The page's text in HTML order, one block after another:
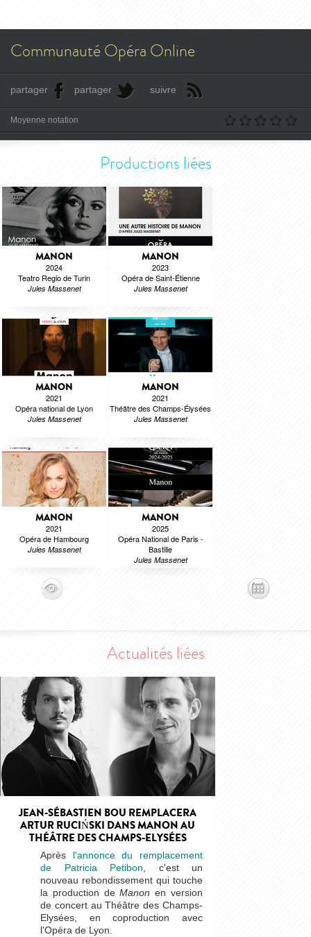
Communauté Opéra Online
partager partager suivre
Moyenne notation
Productions liées
MANON
2024
Teatro Regio de Turin
Jules Massenet
MANON
2023
Opéra de Saint-Étienne
Jules Massenet
MANON
2021
Opéra national de Lyon
Jules Massenet
MANON
2021
Théâtre des Champs-Élysées
Jules Massenet
MANON
2021
Opéra de Hambourg
Jules Massenet
MANON
2025
Opéra National de Paris -
Bastille
Jules Massenet
Actualités liées
JEAN-SÉBASTIEN BOU REMPLACERA
ARTUR RUCIŃSKI DANS MANON AU
THÉÂTRE DES CHAMPS-ELYSÉES
Après l'annonce du remplacement
de Patricia Petibon , c'est un
nouveau rebondissement qui touche
la production deManon en version
de concert au Théâtre des Champs-
Elysées, en coproduction avec
l'Opéra de Lyon.